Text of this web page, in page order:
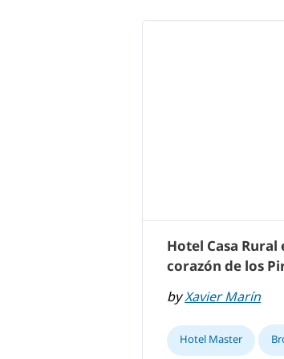
Hotel Casa Rural
corazón de los
byXavier Marín
Hotel Master